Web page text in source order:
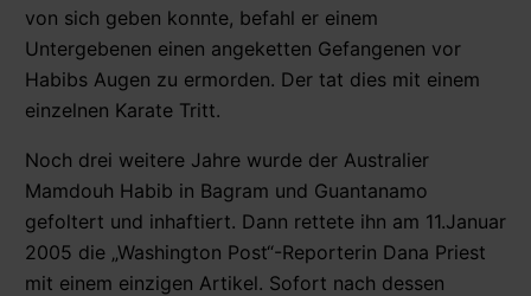
von sich geben konnte, befahl er einem
Untergebenen einen angeketten Gefangenen vor
Habibs Augen zu ermorden. Der tat dies mit einem
einzelnen Karate Tritt.
Noch drei weitere Jahre wurde der Australier
Mamdouh Habib in Bagram und Guantanamo
gefoltert und inhaftiert. Dann rettete ihn am 11.Januar
2005 die „Washington Post“-Reporterin Dana Priest
mit einem einzigen Artikel. Sofort nach dessen